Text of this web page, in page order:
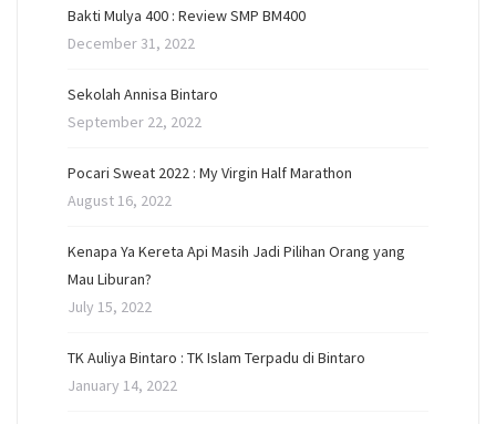
Bakti Mulya 400 : Review SMP BM400
December 31, 2022
Sekolah Annisa Bintaro
September 22, 2022
Pocari Sweat 2022 : My Virgin Half Marathon
August 16, 2022
Kenapa Ya Kereta Api Masih Jadi Pilihan Orang yang
Mau Liburan?
July 15, 2022
TK Auliya Bintaro : TK Islam Terpadu di Bintaro
January 14, 2022